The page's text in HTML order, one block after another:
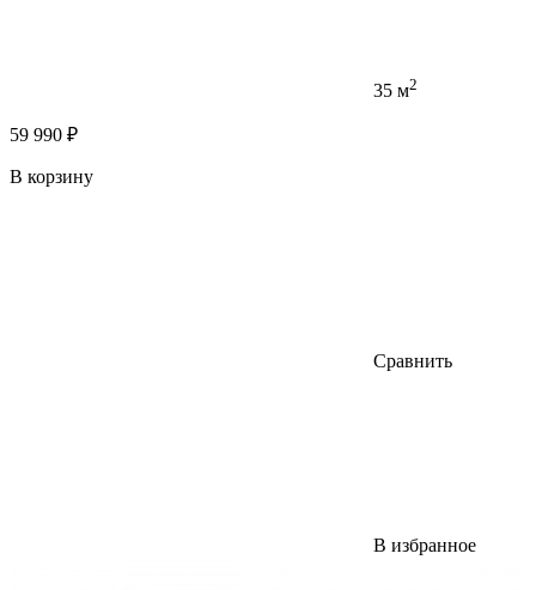
35 м2
59 990 ₽
В корзину
Сравнить
В избранное